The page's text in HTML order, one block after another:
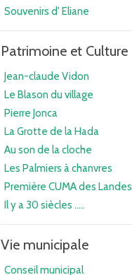
Souvenirs d' Eliane
Patrimoine et Culture
Jean-claude Vidon
Le Blason du village
Pierre Jonca
La Grotte de la Hada
Au son de la cloche
Les Palmiers à chanvres
Première CUMA des Landes
Il y a 30 siècles .....
Vie municipale
Conseil municipal